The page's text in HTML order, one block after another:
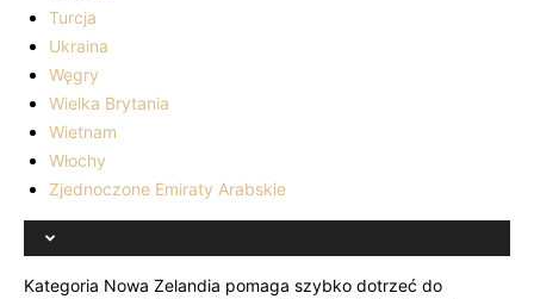
Turcja
Ukraina
Węgry
Wielka Brytania
Wietnam
Włochy
Zjednoczone Emiraty Arabskie
Kategoria Nowa Zelandia pomaga szybko dotrzeć do